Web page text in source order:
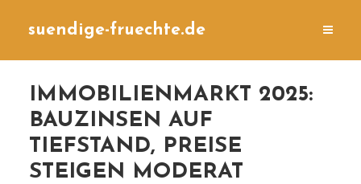
suendige-fruechte.de
IMMOBILIENMARKT 2025:
BAUZINSEN AUF
TIEFSTAND, PREISE
STEIGEN MODERAT